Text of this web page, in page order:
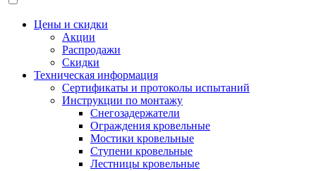
Цены и скидки
Акции
Распродажи
Скидки
Техническая информация
Сертификаты и протоколы испытаний
Инструкции по монтажу
Снегозадержатели
Ограждения кровельные
Мостики кровельные
Ступени кровельные
Лестницы кровельные